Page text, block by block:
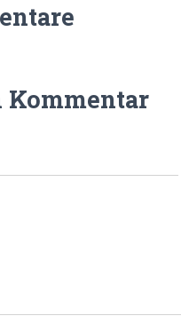
Kommentar